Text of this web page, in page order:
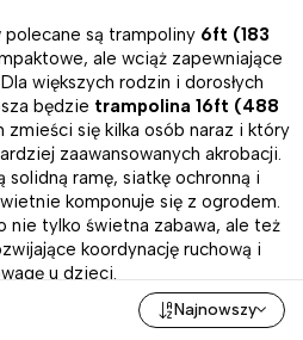
Najnowszy
są trampoliny 6ft (183
ale wciąż zapewniające
większych rodzin i dorosłych
będzie trampolina 16ft (488
się kilka osób naraz i który
zaawansowanych akrobacji.
ramę, siatkę ochronną i
komponuje się z ogrodem.
nie tylko świetna zabawa, ale też
koordynację ruchową i
u dzieci.